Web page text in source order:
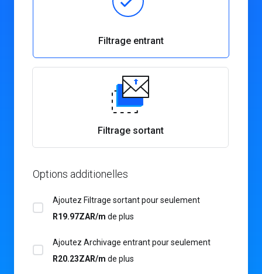
Filtrage entrant
Filtrage sortant
Options additionelles
Ajoutez Filtrage sortant pourseulement
R19.97ZAR/m de plus
Ajoutez Archivage entrant pourseulement
R20.23ZAR/m de plus